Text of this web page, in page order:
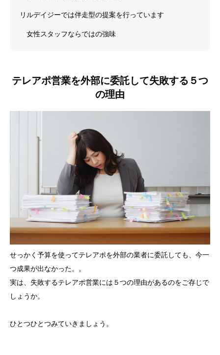
リルデイジーでは伴走型の提案を行っています
女性スタッフならではの強味
テレアポ営業を外部に委託して失敗する５つ
の理由
せっかく予算を使ってテレアポを外部の業者に委託しても、今一
つ成果が出なかった。。
実は、失敗するテレアポ営業には５つの理由があるのをご存じで
しょうか。
ひとつひとつみていきましょう。